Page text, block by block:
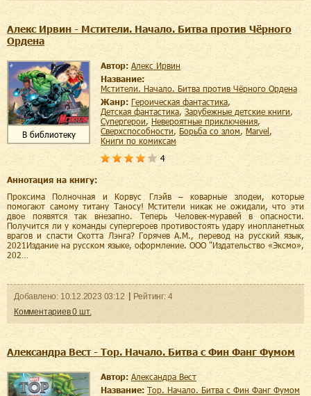
Алекс Ирвин - Мстители. Начало. Битва против Чёрного
Ордена
В библиотеку
Автор:
Алекс Ирвин
Название:
Мстители. Начало. Битва против Чёрного Ордена
Жанр:
героическая фантастика,
детская фантастика, зарубежные детские книги,
супергерои, невероятные приключения,
сверхспособности, борьба со злом, Marvel ,
книги по комиксам
4
Аннотация на книгу:
Проксима Полночная и Корвус Глэйв – коварные злодеи, которые
помогают самому титану Таносу! Мстители никак не ожидали, что эти
двое появятся так внезапно. Теперь Человек-муравей в опасности.
Получится ли у команды супергероев противостоять удару инопланетных
врагов и спасти Скотта Лэнга? Горячев А.М., перевод на русский язык,
2021Издание на русском языке, оформление. ООО "Издательство «Эксмо»,
202…
Добавленo: 10.12.2023 03:12 Рейтинг: 4
Комментариев0 шт.
Александра Вест - Тор. Начало. Битва с Фин Фанг Фумом
Автор:
Александра Вест
Название:
Тор. Начало. Битва с Фин Фанг Фумом